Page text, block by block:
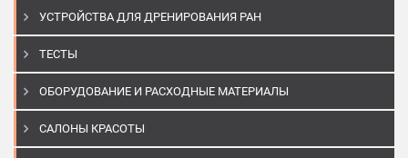
УСТРОЙСТВА ДЛЯ ДРЕНИРОВАНИЯ РАН
ТЕСТЫ
ОБОРУДОВАНИЕ И РАСХОДНЫЕ МАТЕРИАЛЫ
САЛОНЫ КРАСОТЫ